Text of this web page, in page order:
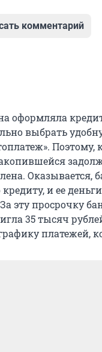
комментарий
оформляла
выбрать
Оказывается,
и ее
эту просрочку
35 тысяч
платежей,